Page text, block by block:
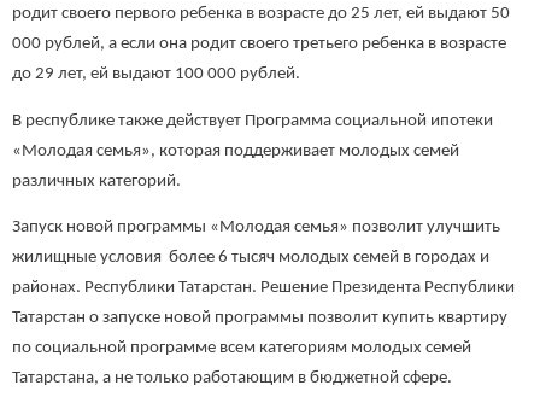
родит своего первого ребенка в возрасте до 25 лет, ей выдают 50
000 рублей, а если она родит своего третьего ребенка в возрасте
до 29 лет, ей выдают 100 000 рублей.
В республике также действует Программа социальной ипотеки
«Молодая семья», которая поддерживает молодых семей
различных категорий.
Запуск новой программы «Молодая семья» позволит улучшить
жилищные условия более 6 тысяч молодых семей в городах и
районах. Республики Татарстан. Решение Президента Республики
Татарстан о запуске новой программы позволит купить квартиру
по социальной программе всем категориям молодых семей
Татарстана, а не только работающим в бюджетной сфере.